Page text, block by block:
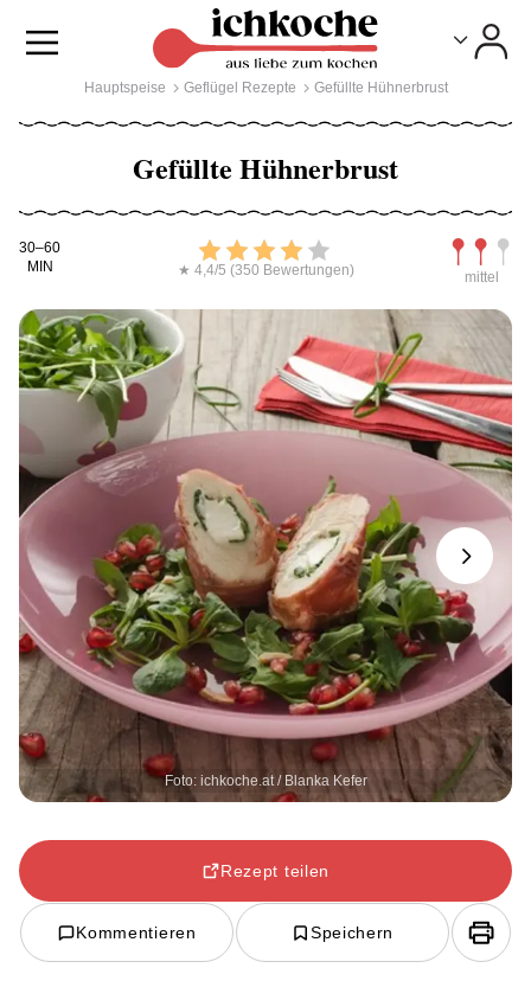
Hauptspeise Geflügel Rezepte Gefüllte Hühnerbrust
Gefüllte Hühnerbrust
Kochdauer
30–60
MIN
Bewerten
★ 4,4/5 (350 Bewertungen) mittel
Foto: ichkoche.at / Blanka Kefer
Next
Rezept teilen
Kommentieren Speichern